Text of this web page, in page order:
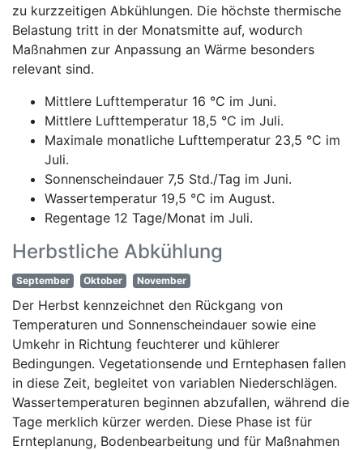
zu kurzzeitigen Abkühlungen. Die höchste thermische
Belastung tritt in der Monatsmitte auf, wodurch
Maßnahmen zur Anpassung an Wärme besonders
relevant sind.
Mittlere Lufttemperatur 16 °C im Juni.
Mittlere Lufttemperatur 18,5 °C im Juli.
Maximale monatliche Lufttemperatur 23,5 °C im
Juli.
Sonnenscheindauer 7,5 Std./Tag im Juni.
Wassertemperatur 19,5 °C im August.
Regentage 12 Tage/Monat im Juli.
Herbstliche Abkühlung
September Oktober November
Der Herbst kennzeichnet den Rückgang von
Temperaturen und Sonnenscheindauer sowie eine
Umkehr in Richtung feuchterer und kühlerer
Bedingungen. Vegetationsende und Erntephasen fallen
in diese Zeit, begleitet von variablen Niederschlägen.
Wassertemperaturen beginnen abzufallen, während die
Tage merklich kürzer werden. Diese Phase ist für
Ernteplanung, Bodenbearbeitung und für Maßnahmen